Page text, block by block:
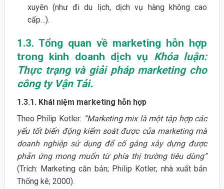
xuyên (như đi du lịch, dịch vụ hàng không cao
cấp…).
1.3. Tổng quan về marketing hỗn hợp
trong kinh doanh dịch vụ Khóa luận:
Thực trạng và giải pháp marketing cho
công ty Vận Tải.
1.3.1. Khái niệm marketing hỗn hợp
Theo Philip Kotler: “Marketing mix là một tập hợp các
yếu tốt biến động kiểm soát được của marketing mà
doanh nghiệp sử dụng để cố gắng xây dựng được
phản ứng mong muốn từ phía thị trường tiêu dùng”
(Trích: Marketing căn bản; Philip Kotler; nhà xuất bản
Thống kê; 2000).